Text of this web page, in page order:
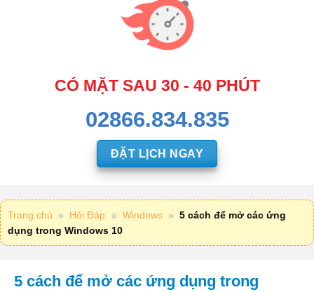
CÓ MẶT SAU 30 - 40 PHÚT
02866.834.835
ĐẶT LỊCH NGAY
Trang chủ » Hỏi Đáp » Windows » 5 cách để mở các ứng
dụng trong Windows 10
5 cách để mở các ứng dụng trong